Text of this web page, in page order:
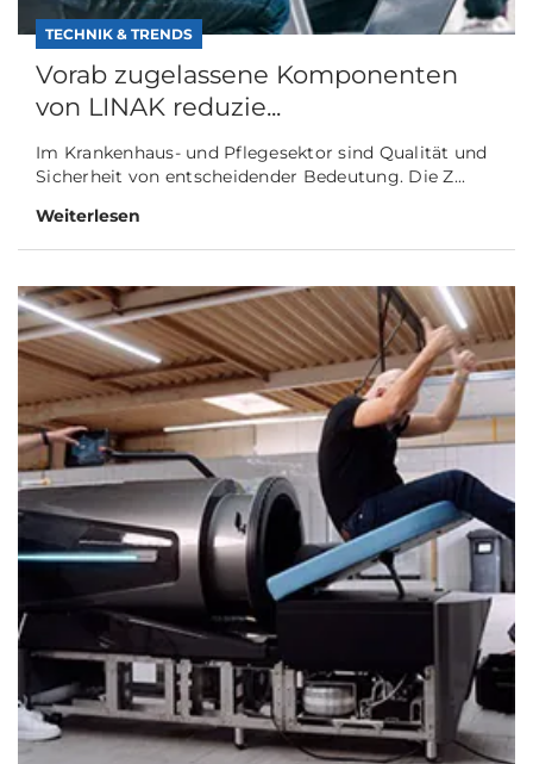
TECHNIK & TRENDS
Vorab zugelassene Komponenten
von LINAK reduzie...
Im Krankenhaus- und Pflegesektor sind Qualität und
Sicherheit von entscheidender Bedeutung. Die Z...
Weiterlesen